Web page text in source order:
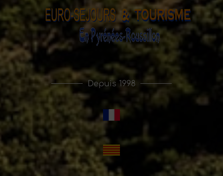
Depuis 1998